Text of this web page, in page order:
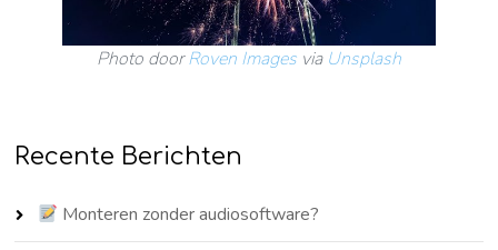
Photo doorRoven Imagesvia Unsplash
Recente Berichten
Monteren zonder audiosoftware?